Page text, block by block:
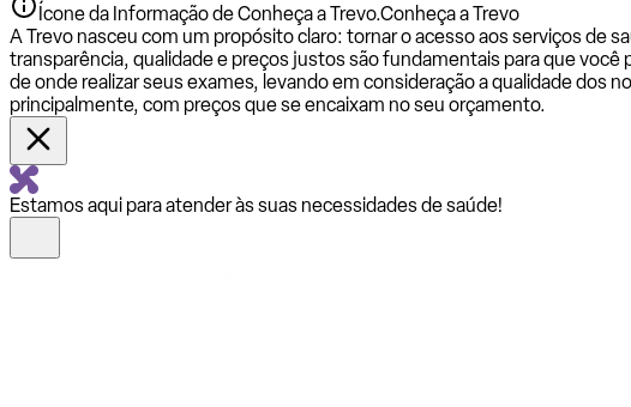
Ícone da Informação de Conheça a Trevo.Conheça a Trevo
A Trevo nasceu com um propósito claro: tornar o acesso aos serviços de
transparência, qualidade e preços justos são fundamentais para que você
de onde realizar seus exames, levando em consideração a qualidade dos
principalmente, com preços que se encaixam no seu orçamento.
Estamos aqui para atender às suas necessidades de saúde!